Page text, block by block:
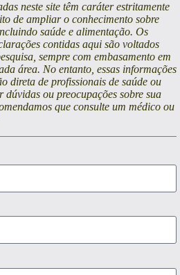
neste site têm caráter estritamente
de ampliar o conhecimento sobre
saúde e alimentação. Os
contidas aqui são voltados
sempre com embasamento em
área. No entanto, essas informações
direta de profissionais de saúde ou
dúvidas ou preocupações sobre sua
que consulte um médico ou